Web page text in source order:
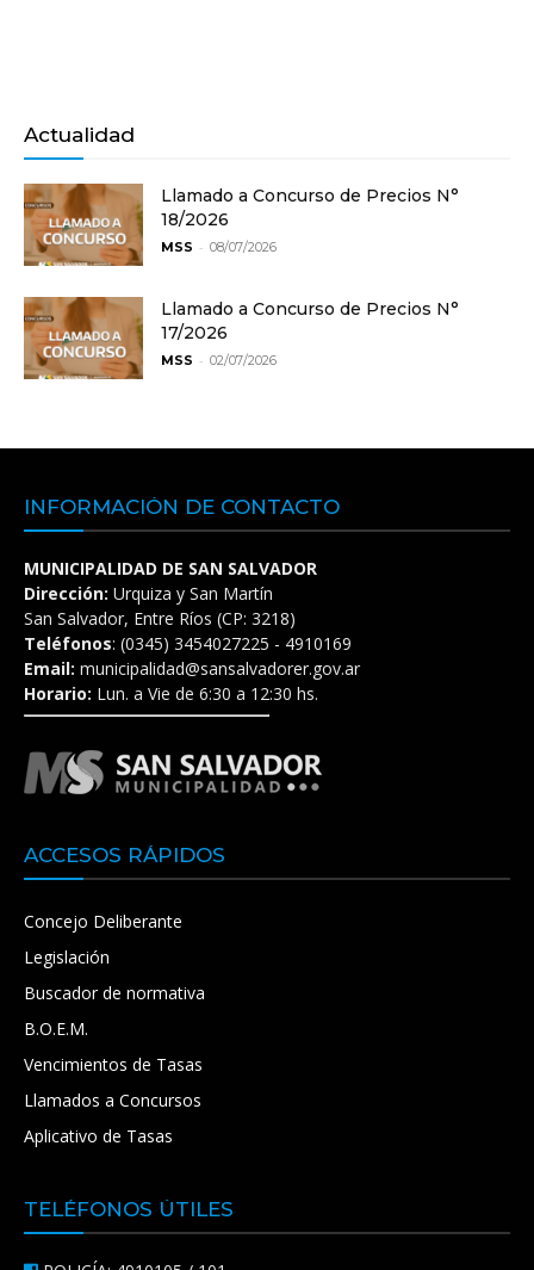
Actualidad
Llamado a Concurso de Precios N°
18/2026
MSS - 08/07/2026
Llamado a Concurso de Precios N°
17/2026
MSS - 02/07/2026
INFORMACIÓN DE CONTACTO
MUNICIPALIDAD DE SAN SALVADOR
Dirección: Urquiza y San Martín
San Salvador, Entre Ríos (CP: 3218)
Teléfonos: (0345) 3454027225 - 4910169
Email: municipalidad@sansalvadorer.gov.ar
Horario: Lun. a Vie de 6:30 a 12:30 hs.
ACCESOS RÁPIDOS
Concejo Deliberante
Legislación
Buscador de normativa
B.O.E.M.
Vencimientos de Tasas
Llamados a Concursos
Aplicativo de Tasas
TELÉFONOS ÚTILES